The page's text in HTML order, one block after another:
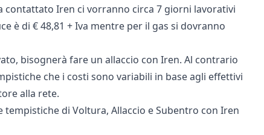
contattato Iren ci vorranno circa 7 giorni lavorativi
è di € 48,81 + Iva mentre per il gas si dovranno
bisognerà fare un allaccio con Iren. Al contrario
che i costi sono variabili in base agli effettivi
alla rete.
di Voltura, Allaccio e Subentro con Iren